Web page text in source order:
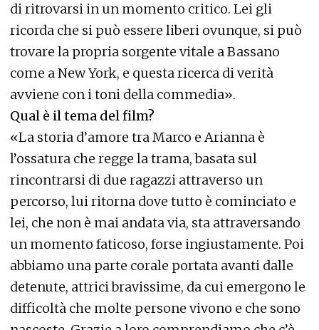
di ritrovarsi in un momento critico. Lei gli
ricorda che si può essere liberi ovunque, si può
trovare la propria sorgente vitale a Bassano
come a New York, e questa ricerca di verità
avviene con i toni della commedia».
Qual è il tema del film?
«La storia d’amore tra Marco e Arianna è
l’ossatura che regge la trama, basata sul
rincontrarsi di due ragazzi attraverso un
percorso, lui ritorna dove tutto è cominciato e
lei, che non è mai andata via, sta attraversando
un momento faticoso, forse ingiustamente. Poi
abbiamo una parte corale portata avanti dalle
detenute, attrici bravissime, da cui emergono le
difficoltà che molte persone vivono e che sono